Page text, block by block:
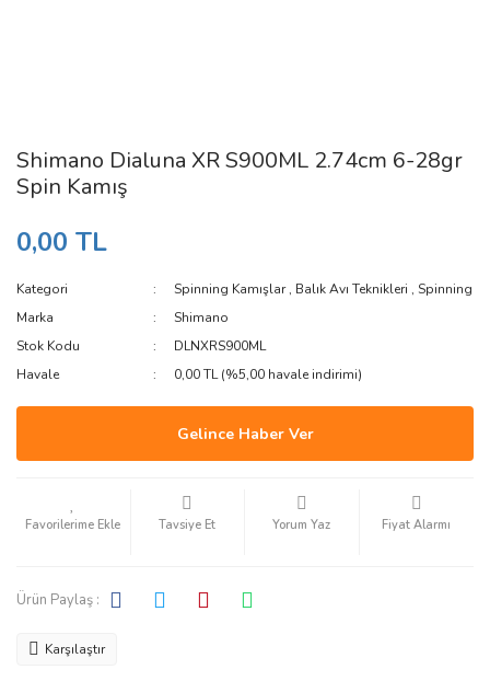
Shimano Dialuna XR S900ML 2.74cm 6-28gr
Spin Kamış
0,00 TL
Kategori Spinning Kamışlar, Balık Avı Teknikleri ,Spinning
Marka
Shimano
Stok Kodu
DLNXRS900ML
Havale
0,00 TL (%5,00 havale indirimi)
Gelince Haber Ver
Tavsiye Et Yorum Yaz Fiyat Alarmı
Ürün Paylaş :
Karşılaştır